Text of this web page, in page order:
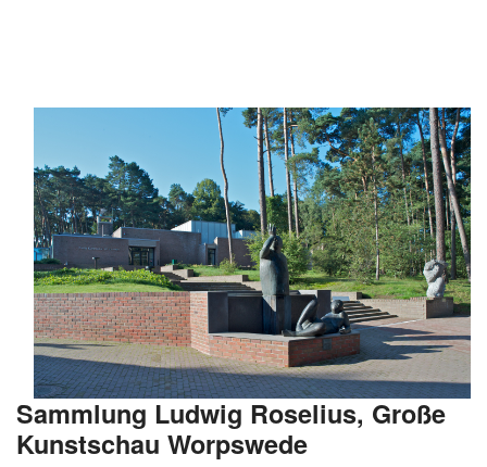
Sammlung Ludwig Roselius, Große
Kunstschau Worpswede